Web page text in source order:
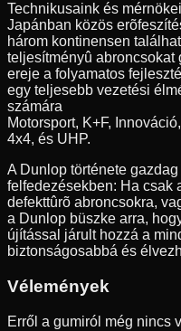
Technikusaink és
Japánban közös
három kontinensen
teljesítményû abroncsokat
ereje a folyamatos
egy teljesebb vezetési
számára
Motorsport, K+F,
4x4, és UHP.
A Dunlop története
felfedezésekben: Ha csak
defekttûrõ abroncsokra,
a Dunlop büszke arra,
újítással járult hozzá a
biztonságosabbá és
Vélemények
Erről a gumiról még nincs